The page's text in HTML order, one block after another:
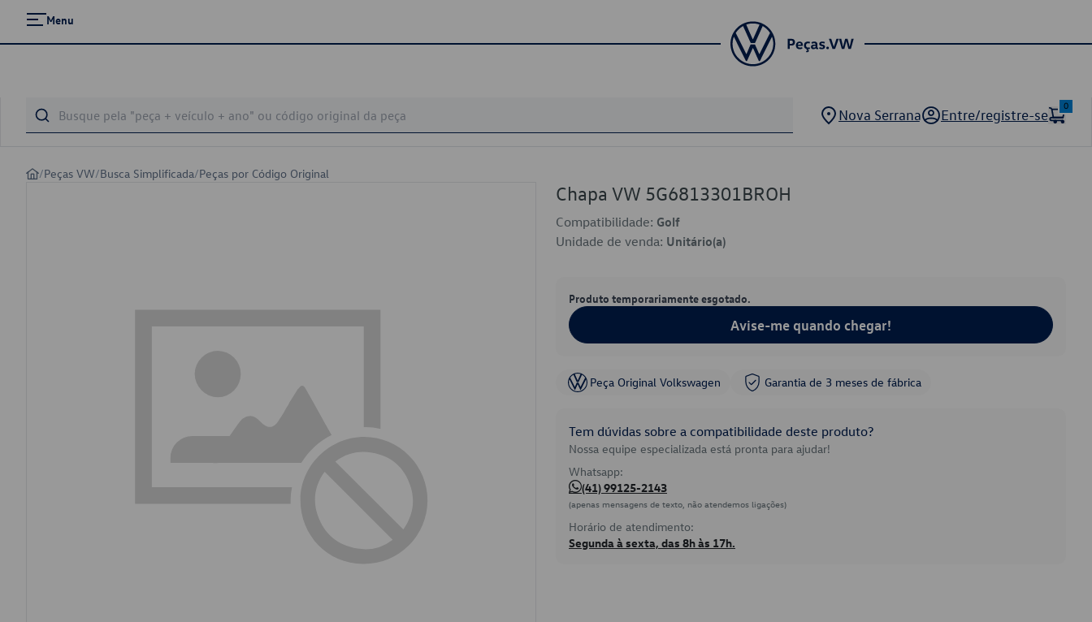
Menu
Nova Serrana Entre/registre-se
0
/Peças VW/Busca Simplificada/Peças por Código Original
Chapa VW 5G6813301BROH
Compatibilidade: Golf
Unidade de venda: Unitário(a)
Produto temporariamente esgotado.
Avise-me quando chegar!
Peça Original Volkswagen Garantia de 3 meses de fábrica
Tem dúvidas sobre a compatibilidade deste produto?
Nossa equipe especializada está pronta para ajudar!
Whatsapp:
(41) 99125-2143
(apenas mensagens de texto, não atendemos ligações)
Horário de atendimento:
Segunda à sexta, das 8h às 17h.